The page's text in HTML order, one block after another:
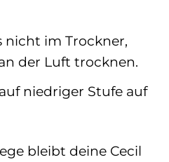
nicht im Trockner,
der Luft trocknen.
niedriger Stufe auf
bleibt deine Cecil